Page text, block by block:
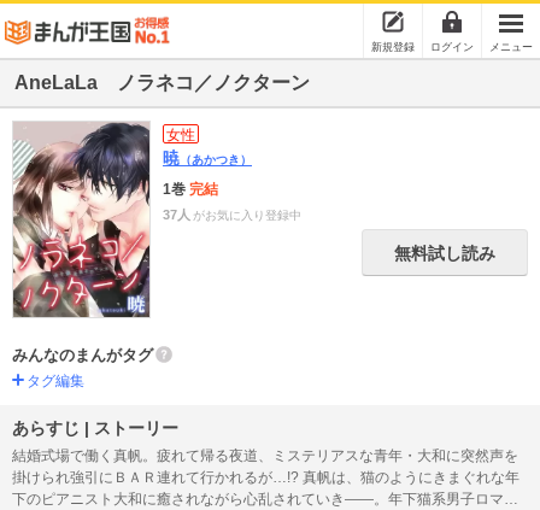
新規登録 ログイン メニュー
AneLaLa ノラネコ／ノクターン
女性
暁 （あかつき）
1巻 完結
37人 がお気に入り登録中
無料試し読み
みんなのまんがタグ
タグ編集
あらすじ | ストーリー
結婚式場で働く真帆。疲れて帰る夜道、ミステリアスな青年・大和に突然声を
掛けられ強引にＢＡＲ連れて行かれるが…!? 真帆は、猫のようにきまぐれな年
下のピアニスト大和に癒されながら心乱されていき――。年下猫系男子ロマン